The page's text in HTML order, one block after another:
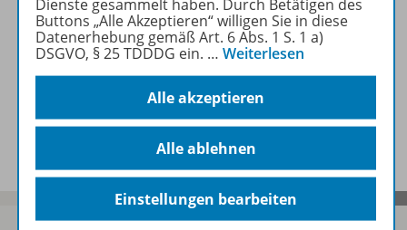
Weitere Inhalte der Ausgabe
Spar-Pakete
Dienste gesammelt haben. Durch Betätigen des
Buttons „Alle Akzeptieren“ willigen Sie in diese
Datenerhebung gemäß Art. 6 Abs. 1 S. 1 a)
DSGVO, § 25 TDDDG ein. … Weiterlesen
Alle akzeptieren
Alle ablehnen
Einstellungen bearbeiten